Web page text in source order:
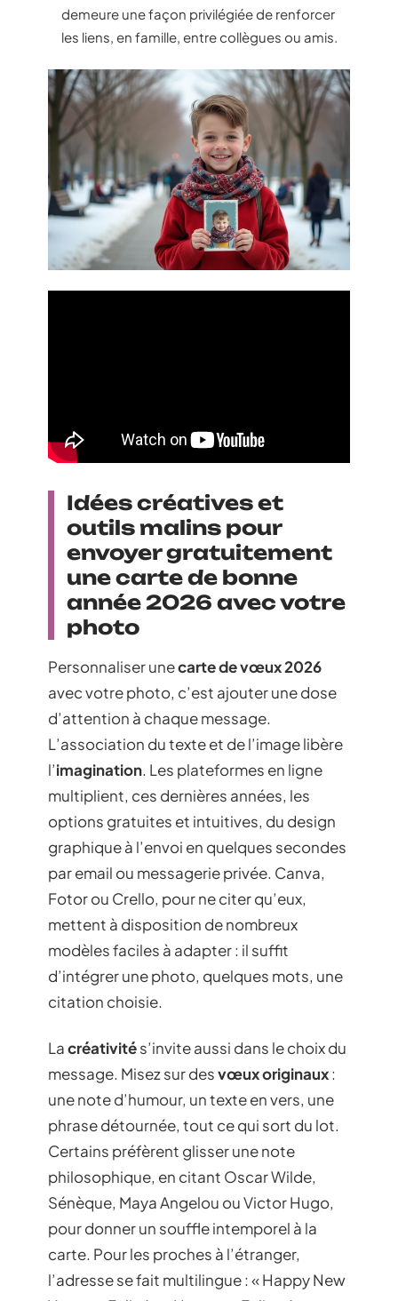
demeure une façon privilégiée de renforcer
les liens, en famille, entre collègues ou amis.
Idées créatives et
outils malins pour
envoyer gratuitement
une carte de bonne
année 2026 avec votre
photo
Personnaliser unecarte de vœux 2026
avec votre photo, c’est ajouter une dose
d’attention à chaque message.
L’association du texte et de l’image libère
l’imagination. Les plateformes en ligne
multiplient, ces dernières années, les
options gratuites et intuitives, du design
graphique à l’envoi en quelques secondes
par email ou messagerie privée. Canva,
Fotor ou Crello, pour ne citer qu’eux,
mettent à disposition de nombreux
modèles faciles à adapter : il suffit
d’intégrer une photo, quelques mots, une
citation choisie.
Lacréativités’invite aussi dans le choix du
message. Misez sur desvœux originaux:
une note d’humour, un texte en vers, une
phrase détournée, tout ce qui sort du lot.
Certains préfèrent glisser une note
philosophique, en citant Oscar Wilde,
Sénèque, Maya Angelou ou Victor Hugo,
pour donner un souffle intemporel à la
carte. Pour les proches à l’étranger,
l’adresse se fait multilingue : « Happy New